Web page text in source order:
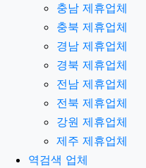
충남 제휴업체
충북 제휴업체
경남 제휴업체
경북 제휴업체
전남 제휴업체
전북 제휴업체
강원 제휴업체
제주 제휴업체
역검색 업체